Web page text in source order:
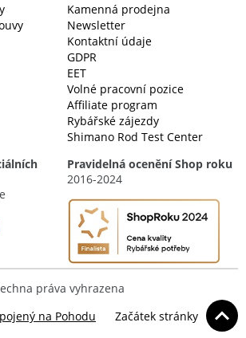
Kamenná prodejna
Newsletter
Kontaktní údaje
GDPR
EET
Volné pracovní pozice
Affiliate program
Rybářské zájezdy
Shimano Rod Test Center
Pravidelná ocenění Shop roku
2016-2024
práva vyhrazena
na Pohodu
Začátek stránky